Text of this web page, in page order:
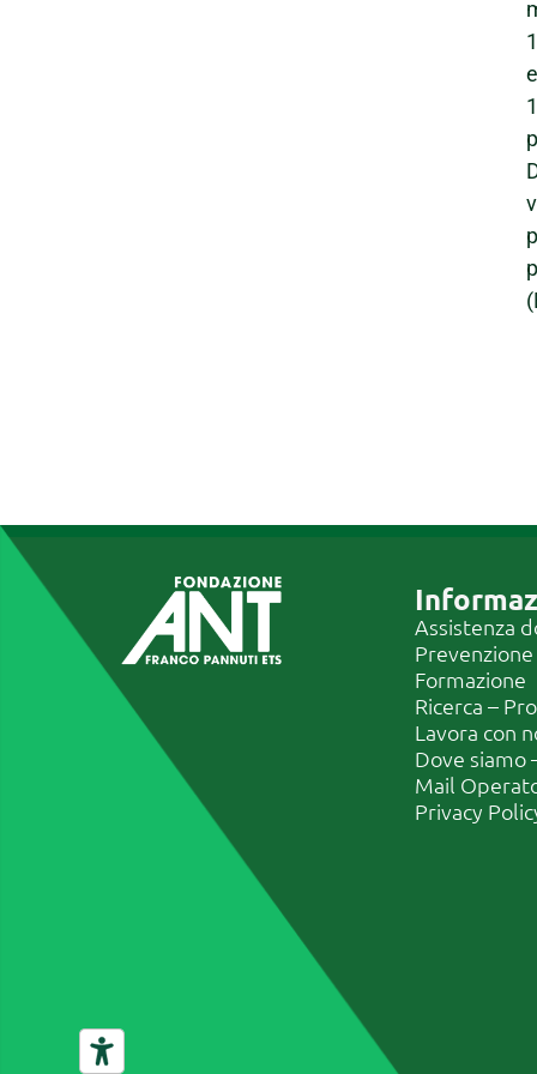
Assistenza
Prevenzione
Formazione
Ricerca –
Lavora con
Dove siamo
Mail
Privacy